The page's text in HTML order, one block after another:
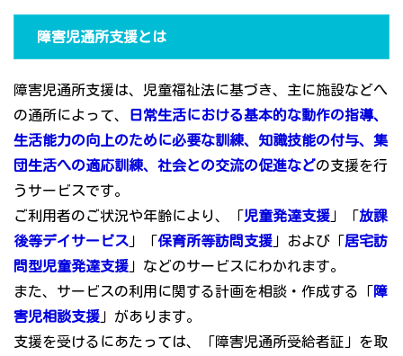
障害児通所支援とは
障害児通所支援は、児童福祉法に基づき、主に施設などへ
の通所によって、
日常生活における基本的な動作の指導、
生活能力の向上のために必要な訓練、知識技能の付与、集
団生活への適応訓練、社会との交流の促進などの支援を行
うサービスです。
ご利用者のご状況や年齢により、「児童発達支援 」「放課
後等デイサービス 」「保育所等訪問支援 」および「居宅訪
問型児童発達支援 」などのサービスにわかれます。
また、サービスの利用に関する計画を相談・作成する「障
害児相談支援 」があります。
支援を受けるにあたっては、「障害児通所受給者証」を取